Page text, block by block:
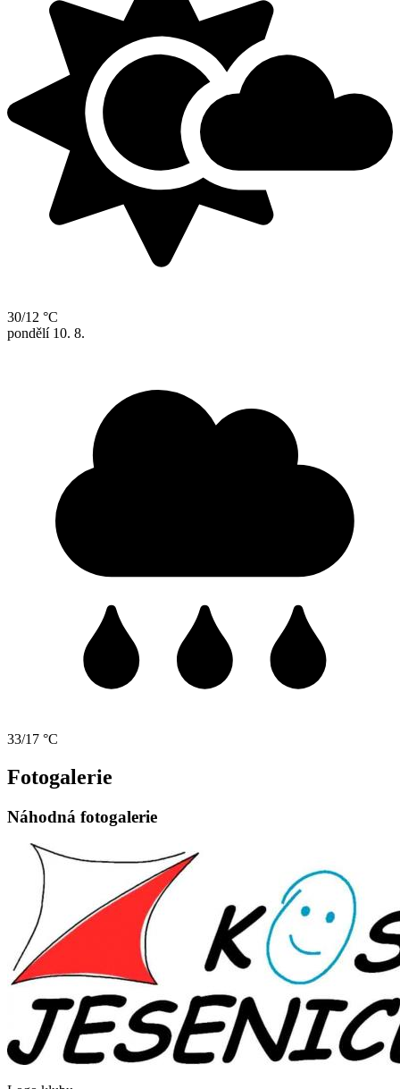
30/12 °C
pondělí 10. 8.
33/17 °C
Fotogalerie
Náhodná fotogalerie